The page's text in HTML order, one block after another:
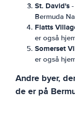
St. David's
Bermuda
Flatts
er også
Somerset
er også
Andre byer,
de er på